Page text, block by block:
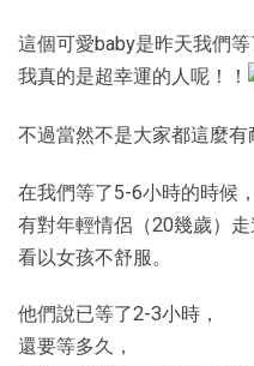
這個可愛baby是昨天我們
我真的是超幸運的人呢！！
不過當然不是大家都這麼有
在我們等了5-6小時的時候，
有對年輕情侶（20幾歲）走
看以女孩不舒服。
他們說已等了2-3小時，
還要等多久，